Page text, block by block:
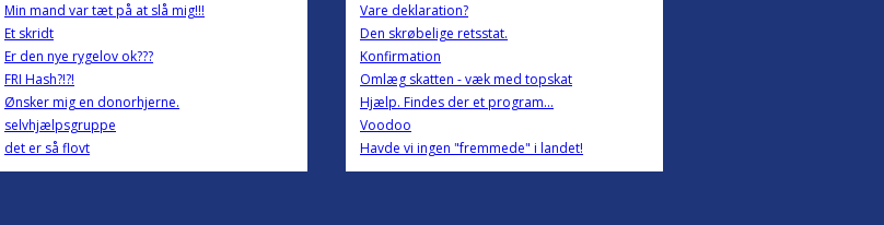
Min mand var tæt på at slå mig!!!
Et skridt
Er den nye rygelov ok???
FRI Hash?!?!
Ønsker mig en donorhjerne.
selvhjælpsgruppe
det er så flovt
Vare deklaration?
Den skrøbelige retsstat.
Konfirmation
Omlæg skatten - væk med topskat
Hjælp. Findes der et program...
Voodoo
Havde vi ingen "fremmede" i landet!